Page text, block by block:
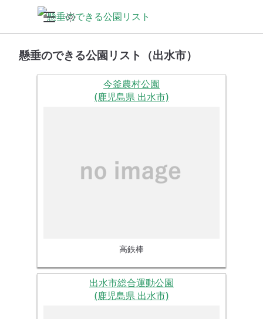
懸垂のできる公園リスト（出水市）
今釜農村公園
(鹿児島県 出水市)
高鉄棒
出水市総合運動公園
(鹿児島県 出水市)